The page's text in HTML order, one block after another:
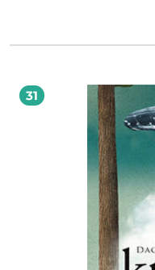
Jeżeli czytałeś "Wędrówkę
31